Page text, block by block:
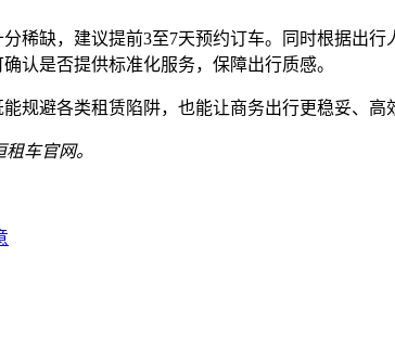
稀缺，建议提前3至7天预约订车。同时根据出行
认是否提供标准化服务，保障出行质感。
规避各类租赁陷阱，也能让商务出行更稳妥、高
车官网。